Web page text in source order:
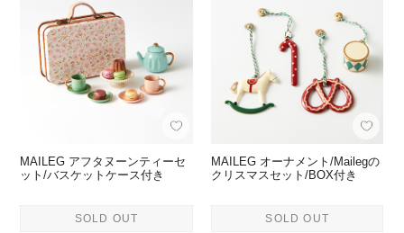
MAILEG アフタヌーンティーセ
ット/バスケットケース付き
SOLD OUT
MAILEG オーナメント/Mailegの
クリスマスセット/BOX付き
SOLD OUT